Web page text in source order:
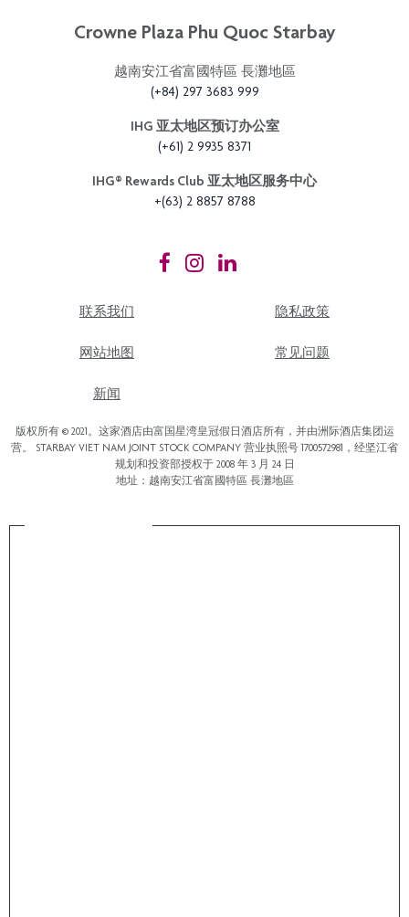
Crowne Plaza Phu Quoc Starbay
越南安江省富國特區 長灘地區
(+84) 297 3683 999
IHG 亚太地区预订办公室
(+61) 2 9935 8371
IHG®️ Rewards Club 亚太地区服务中心
+(63) 2 8857 8788
联系我们 隐私政策
网站地图 常见问题
新闻
版权所有 © 2021。这家酒店由富国星湾皇冠假日酒店所有，并由洲际酒店集团运
营。 STARBAY VIET NAM JOINT STOCK COMPANY 营业执照号 1700572981，经坚江省
规划和投资部授权于 2008 年 3 月 24 日
地址：越南安江省富國特區 長灘地區